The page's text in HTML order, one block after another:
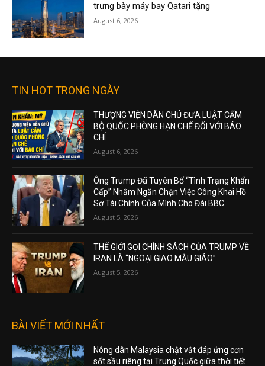
trưng bày máy bay Qatari tặng
August 6, 2026
TIN HOT TRONG NGÀY
THƯỢNG VIỆN DÂN CHỦ ĐƯA LUẬT CẤM
BỘ QUỐC PHÒNG HẠN CHẾ ĐỐI VỚI BÁO
CHÍ
August 6, 2026
Ông Trump Đã Tuyên Bố “Tình Trạng Khẩn
Cấp” Nhằm Ngăn Chặn Việc Công Khai Hồ
Sơ Tài Chính Của Mình Cho Đài BBC
August 5, 2026
THẾ GIỚI GỌI CHÍNH SÁCH CỦA TRUMP VỀ
IRAN LÀ “NGOẠI GIAO MẪU GIÁO”
August 5, 2026
BÀI VIẾT MỚI NHẤT
Nông dân Malaysia chật vật đáp ứng cơn
sốt sầu riêng tại Trung Quốc giữa thời tiết